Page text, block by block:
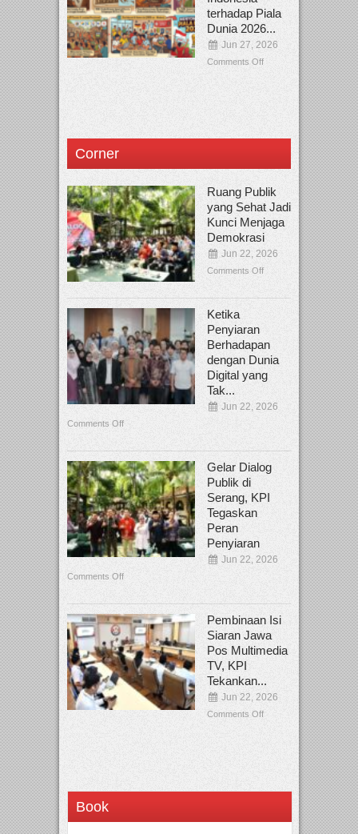
terhadap Piala
Dunia 2026...
Jun 27, 2026
Comments Off
Corner
Ruang Publik
yang Sehat Jadi
Kunci Menjaga
Demokrasi
Jun 22, 2026
Comments Off
Ketika
Penyiaran
Berhadapan
dengan Dunia
Digital yang
Tak...
Jun 22, 2026
Comments Off
Gelar Dialog
Publik di
Serang, KPI
Tegaskan
Peran
Penyiaran
Jun 22, 2026
Comments Off
Pembinaan Isi
Siaran Jawa
Pos Multimedia
TV, KPI
Tekankan...
Jun 22, 2026
Comments Off
Book